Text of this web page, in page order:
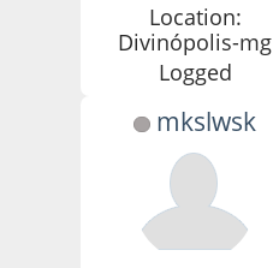
Location:
Divinópolis-mg
Logged
mkslwsk